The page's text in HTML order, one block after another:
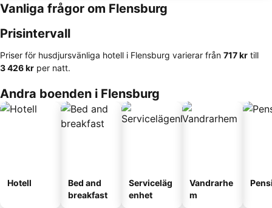
Vanliga frågor om Flensburg
Prisintervall
Priser för husdjursvänliga hotell i Flensburg varierar från ‎717 kr till
‎3 426 kr per natt.
Andra boenden i Flensburg
Hotell
Bed and
breakfast
Serviceläg
enhet
Vandrarhe
m